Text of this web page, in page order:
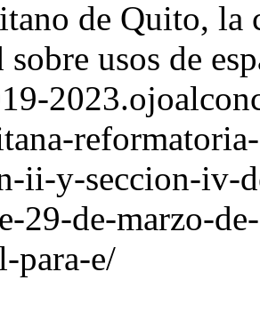
de Quito, la
sobre usos de
ii-y-seccion-iv-
29-de-marzo-
para-e/